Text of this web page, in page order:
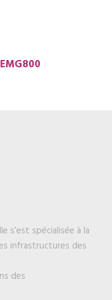
s’est spécialisée à la
infrastructures des
des